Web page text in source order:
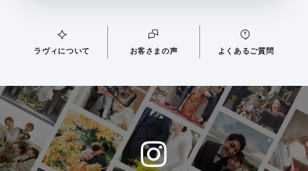
ラヴィについて お客さまの声 よくあるご質問